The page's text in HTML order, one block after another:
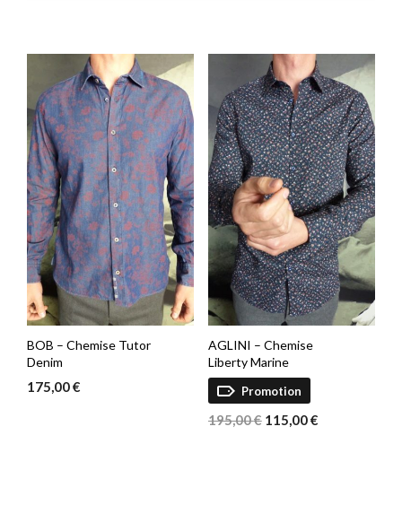
BOB – Chemise Tutor
Denim
175,00€
AGLINI – Chemise
Liberty Marine
Promotion
195,00€ Le
115,00€Le